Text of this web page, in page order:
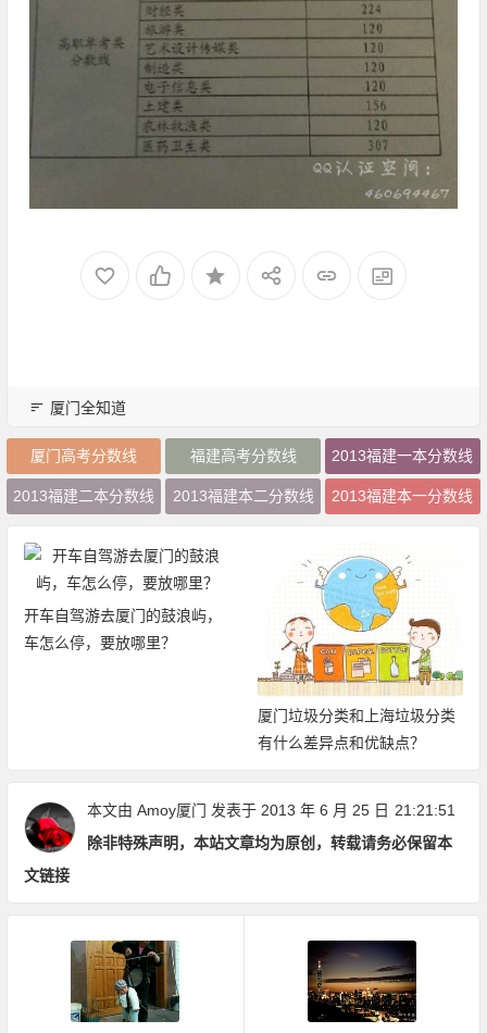
厦门全知道
厦门高考分数线 福建高考分数线 2013福建一本分数线
2013福建二本分数线 2013福建本二分数线 2013福建本一分数线
开车自驾游去厦门的鼓浪屿，
车怎么停，要放哪里？
厦门垃圾分类和上海垃圾分类
有什么差异点和优缺点？
本文由 Amoy厦门 发表于 2013 年 6 月 25 日 21:21:51
除非特殊声明，本站文章均为原创，转载请务必保留本
文链接